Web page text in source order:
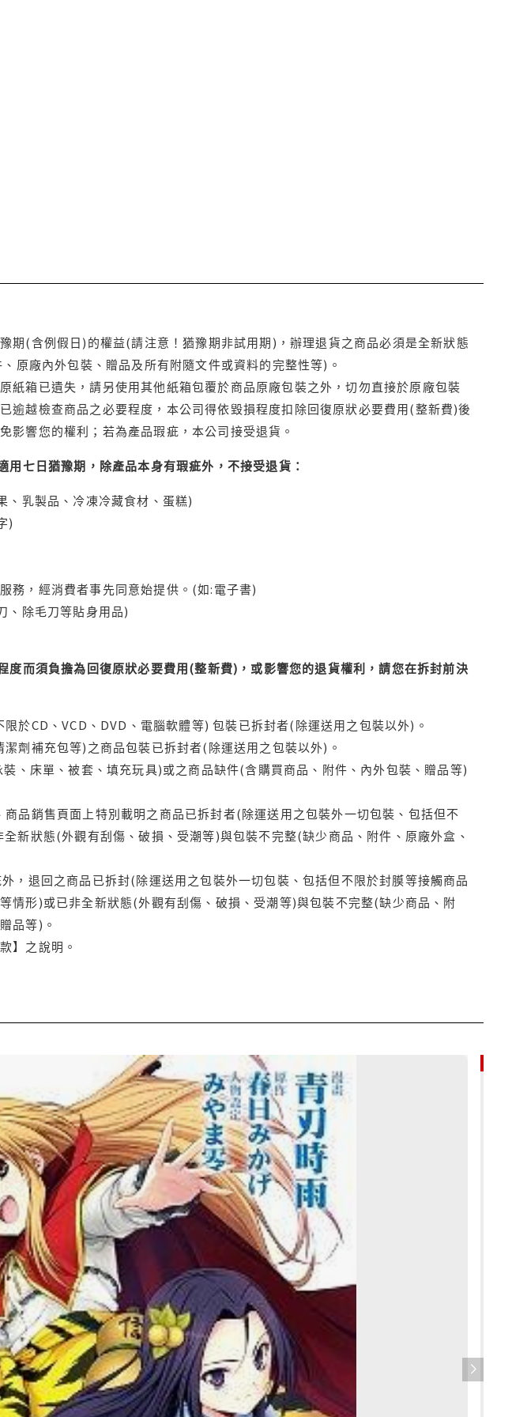
期(含例假日)的權益(請注意！猶豫期非試用期)，辦理退貨之商品必須是全新狀態
原廠內外包裝、贈品及所有附隨文件或資料的完整性等)。
紙箱已遺失，請另使用其他紙箱包覆於商品原廠包裝之外，切勿直接於原廠包裝
逾越檢查商品之必要程度，本公司得依毀損程度扣除回復原狀必要費用(整新費)後
影響您的權利；若為產品瑕疵，本公司接受退貨。
七日猶豫期，除產品本身有瑕疵外，不接受退貨：
、乳製品、冷凍冷藏食材、蛋糕)
)
務，經消費者事先同意始提供。(如:電子書)
、除毛刀等貼身用品)
而須負擔為回復原狀必要費用(整新費)，或影響您的退貨權利，請您在拆封前決
於CD、VCD、DVD、電腦軟體等) 包裝已拆封者(除運送用之包裝以外)。
劑補充包等)之商品包裝已拆封者(除運送用之包裝以外)。
、床單、被套、填充玩具)或之商品缺件(含購買商品、附件、內外包裝、贈品等)
品銷售頁面上特別載明之商品已拆封者(除運送用之包裝外一切包裝、包括但不
新狀態(外觀有刮傷、破損、受潮等)與包裝不完整(缺少商品、附件、原廠外盒、
，退回之商品已拆封(除運送用之包裝外一切包裝、包括但不限於封膜等接觸商品
情形)或已非全新狀態(外觀有刮傷、破損、受潮等)與包裝不完整(缺少商品、附
品等)。
】之說明。